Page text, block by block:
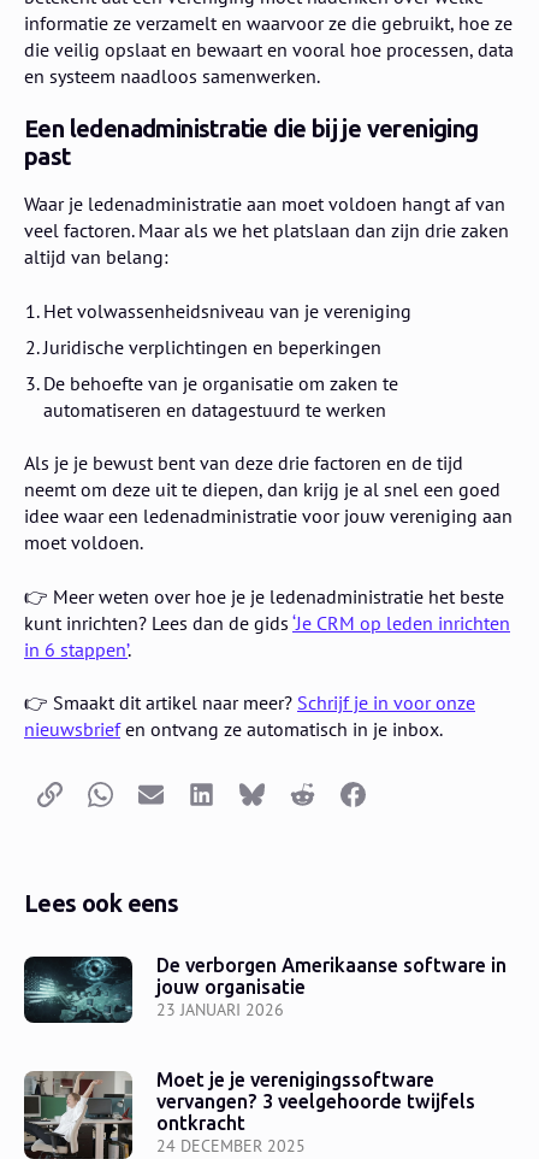
informatie ze verzamelt en waarvoor ze die gebruikt, hoe ze
die veilig opslaat en bewaart en vooral hoe processen, data
en systeem naadloos samenwerken.
Een ledenadministratie die bij je vereniging
past
Waar je ledenadministratie aan moet voldoen hangt af van
veel factoren. Maar als we het platslaan dan zijn drie zaken
altijd van belang:
Het volwassenheidsniveau van je vereniging
Juridische verplichtingen en beperkingen
De behoefte van je organisatie om zaken te
automatiseren en datagestuurd te werken
Als je je bewust bent van deze drie factoren en de tijd
neemt om deze uit te diepen, dan krijg je al snel een goed
idee waar een ledenadministratie voor jouw vereniging aan
moet voldoen.
👉 Meer weten over hoe je je ledenadministratie het beste
kunt inrichten? Lees dan de gids ‘Je CRM op leden inrichten
in 6 stappen’.
👉 Smaakt dit artikel naar meer? Schrijf je in voor onze
nieuwsbriefen ontvang ze automatisch in je inbox.
Kopieer linkWhatsappE-mailLinkedInBlueskyReddit Facebook
Lees ook eens
23 JANUARI 2026
De verborgen Amerikaanse software in
jouw organisatie
24 DECEMBER 2025
Moet je je verenigingssoftware
vervangen? 3 veelgehoorde twijfels
ontkracht